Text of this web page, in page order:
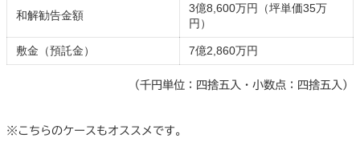
和解勧告金額
3億8,600万円（坪単価35万
円）
敷金（預託金） 7億2,860万円
（千円単位：四捨五入・小数点：四捨五入）
※こちらのケースもオススメです。